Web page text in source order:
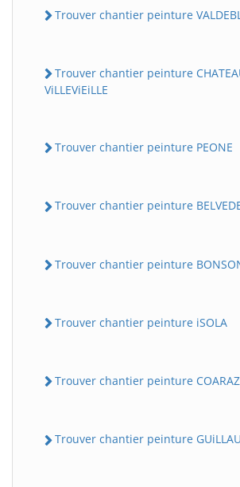
Trouver chantier peinture
Trouver chantier peinture
ViLLEViEiLLE
Trouver chantier peinture PEONE
Trouver chantier peinture
Trouver chantier peinture
Trouver chantier peinture iSOLA
Trouver chantier peinture
Trouver chantier peinture